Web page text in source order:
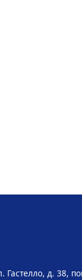
Гастелло, д. 38,